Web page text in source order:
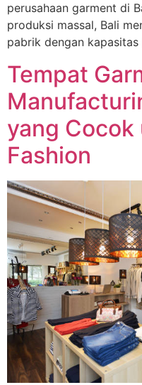
perusahaan garment di
produksi massal, Bali
pabrik dengan
Tempat
yang
Fashion